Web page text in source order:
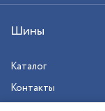
Шины
Каталог
Контакты